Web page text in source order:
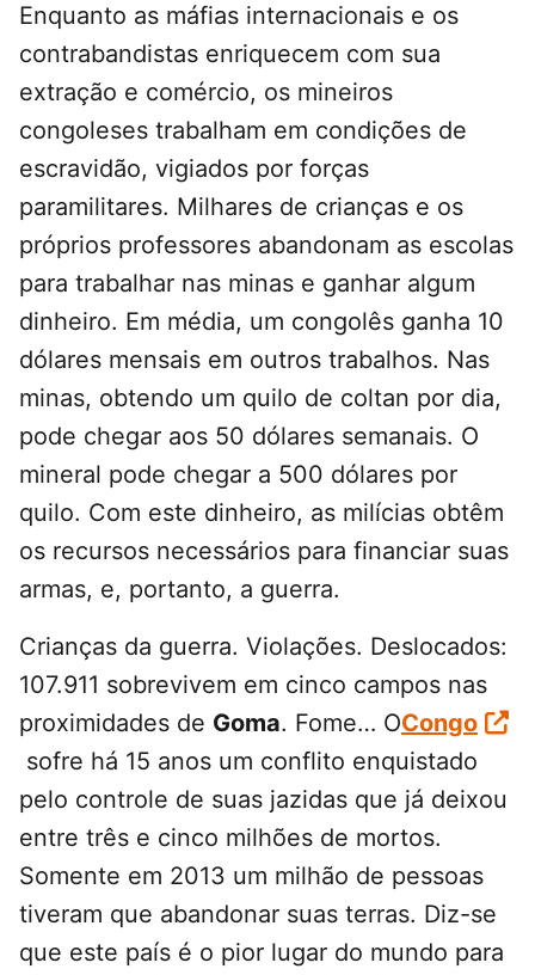
Enquanto as máfias internacionais e os
contrabandistas enriquecem com sua
extração e comércio, os mineiros
congoleses trabalham em condições de
escravidão, vigiados por forças
paramilitares. Milhares de crianças e os
próprios professores abandonam as escolas
para trabalhar nas minas e ganhar algum
dinheiro. Em média, um congolês ganha 10
dólares mensais em outros trabalhos. Nas
minas, obtendo um quilo de coltan por dia,
pode chegar aos 50 dólares semanais. O
mineral pode chegar a 500 dólares por
quilo. Com este dinheiro, as milícias obtêm
os recursos necessários para financiar suas
armas, e, portanto, a guerra.
Crianças da guerra. Violações. Deslocados:
107.911 sobrevivem em cinco campos nas
proximidades de Goma. Fome… OCongo
sofre há 15 anos um conflito enquistado
pelo controle de suas jazidas que já deixou
entre três e cinco milhões de mortos.
Somente em 2013 um milhão de pessoas
tiveram que abandonar suas terras. Diz-se
que este país é o pior lugar do mundo para